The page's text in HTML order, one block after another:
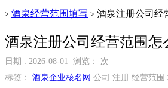
> 酒泉经营范围填写 > 酒泉注册公司经
酒泉注册公司经营范围怎
日期 : 2026-08-01 浏览：
次
标签： 酒泉企业核名网 公司 注册 经营范围